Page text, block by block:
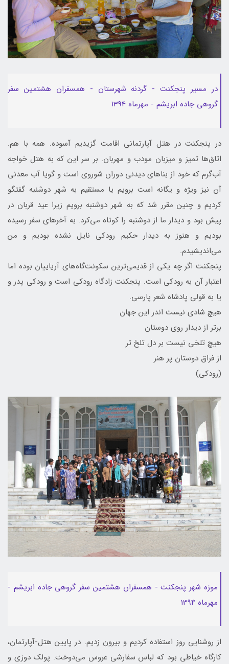
در مسیر پنجکنت - گردنه شهرستان - همسفران هشتمین سفر
گروهی جاده ابریشم - مهرماه 1394
در پنجکنت در هتل آپارتمانی اقامت گزیدیم آسوده. همه با هم.
اتاق‌ها تمیز و میزبان مودب و مهربان. بر سر این که به هتل خواجه
آب‌گرم که خود از بنا‌های دیدنی دوران شوروی است و گویا آب معدنی
آن نیز ویژه و یگانه است برویم یا مستقیم به شهر دوشنبه گفتگو
کردیم و چنین مقرر شد که به شهر دوشنبه برویم زیرا عید قربان در
پیش بود و دیدار ما از دوشنبه را کوتاه می‌کرد. به آخرهای سفر رسیده
بودیم و هنوز به دیدار حکیم رودکی نایل نشده بودیم و من
می‌اندیشیدم.
پنجکنت اگر چه یکی از قدیمی‌ترین سکونت‌گاه‌های آریاییان بوده اما
اعتبار آن به رودکی است. پنجکنت زادگاه رودکی است و رودکی پدر و
یا به قولی پادشاه شعر پارسی.
هیچ شادی نیست اندر این جهان
برتر از دیدار روی دوستان
هیچ تلخی نیست بر دل تلخ تر
از فراق دوستان پر هنر
(رودکی)
موزه شهر پنجکنت - همسفران هشتمین سفر گروهی جاده ابریشم -
مهرماه 1394
از روشنایی روز استفاده کردیم و بیرون زدیم. در پایین هتل-آپارتمان،
کارگاه خیاطی بود که لباس سفارشی عروس می‌دوخت. پولک دوزی و